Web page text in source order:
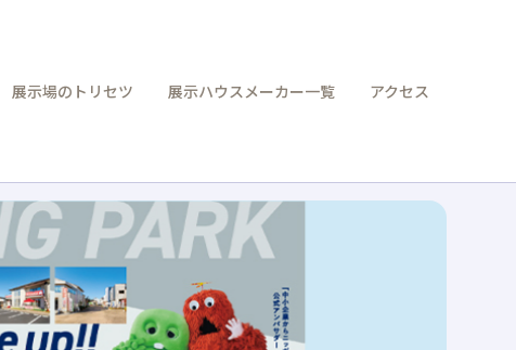
展示場のトリセツ 展示ハウスメーカー一覧 アクセス